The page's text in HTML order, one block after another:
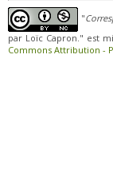
"
par Loïc Capron." est
Commons Attribution -